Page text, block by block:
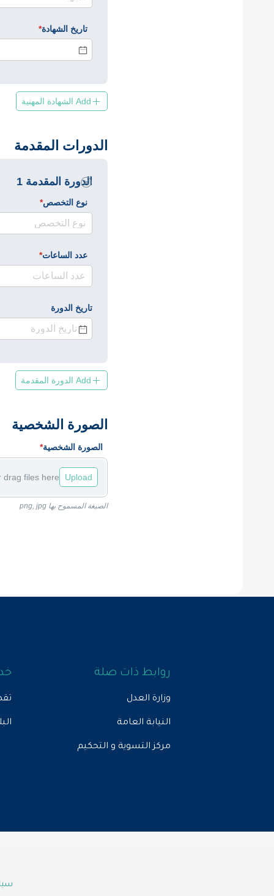
تاريخ الشهادة*
(required)
Add الشهادة المهنية
الدورات المقدمة
الدورة المقدمة 1
نوع التخصص*
(required)
عدد الساعات*
(required)
تاريخ الدورة
Add الدورة المقدمة
الصورة الشخصية
الصورة الشخصية*
(required)
Upload
drag files here.
الصيغة المسموح بها png, jpg
روابط ذات صلة
وزارة العدل
النيابة العامة
مركز التسوية و التحكيم